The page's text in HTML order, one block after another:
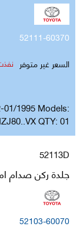
52111-60370
السعر غير متوفر
1995 Models:
QTY: 01
52113D
جلدة ركن صدام
52103-60070